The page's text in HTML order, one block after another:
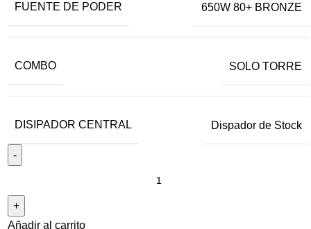
FUENTE DE PODER 650W 80+ BRONZE
COMBO SOLO TORRE
DISIPADOR CENTRAL Dispador de Stock
Añadir al carrito